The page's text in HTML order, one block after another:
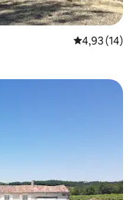
Átlagos
4,93 (14)